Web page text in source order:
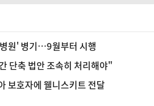
원' 병기…9월부터 시행
단축 법안 조속히 처리해야"
보호자에 웰니스키트 전달